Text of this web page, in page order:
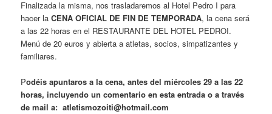
Finalizada la misma, nos trasladaremos al Hotel Pedro I para
hacer laCENA OFICIAL DE FIN DE TEMPORADA, la cena será
a las 22 horas en el RESTAURANTE DEL HOTEL PEDROI.
Menú de 20 euros y abierta a atletas, socios, simpatizantes y
familiares.
Podéis apuntaros a la cena, antes del miércoles 29 a las 22
horas, incluyendo un comentario en esta entrada o a través
de mail a: atletismozoiti@hotmail.com